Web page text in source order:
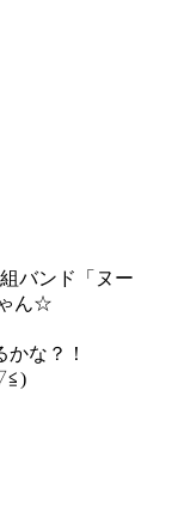
バンド「ヌー
ん☆
な？！